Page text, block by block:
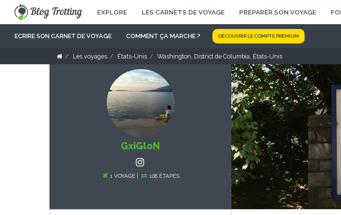
EXPLORE LES CARNETS DE VOYAGE PRÉPARER SON VOYAGE
ECRIRE SON CARNET DE VOYAGE COMMENT ÇA MARCHE ? DÉCOUVRIR LE COMPTE PREMIUM
Les voyages États-Unis Washington, District de Columbia, États-Unis
GxiGloN
1 VOYAGE | 108 ÉTAPES